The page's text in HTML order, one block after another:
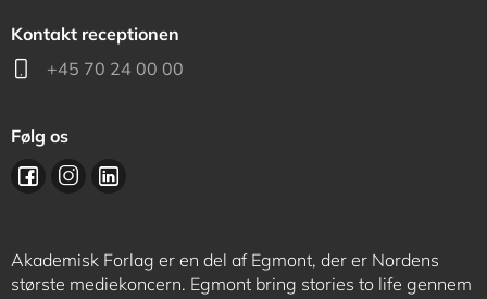
Kontakt receptionen
+45 70 24 00 00
Følg os
Akademisk Forlag er en del af Egmont, der er Nordens
største mediekoncern. Egmont bring stories to life gennem